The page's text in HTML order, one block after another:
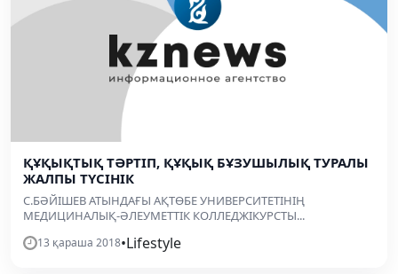
ҚҰҚЫҚТЫҚ ТӘРТІП, ҚҰҚЫҚ БҰЗУШЫЛЫҚ ТУРАЛЫ
ЖАЛПЫ ТҮСІНІК
С.БӘЙІШЕВ АТЫНДАҒЫ АҚТӨБЕ УНИВЕРСИТЕТІНІҢ
МЕДИЦИНАЛЫҚ-ӘЛЕУМЕТТІК КОЛЛЕДЖІКУРСТЫ...
13 қараша 2018•Lifestyle